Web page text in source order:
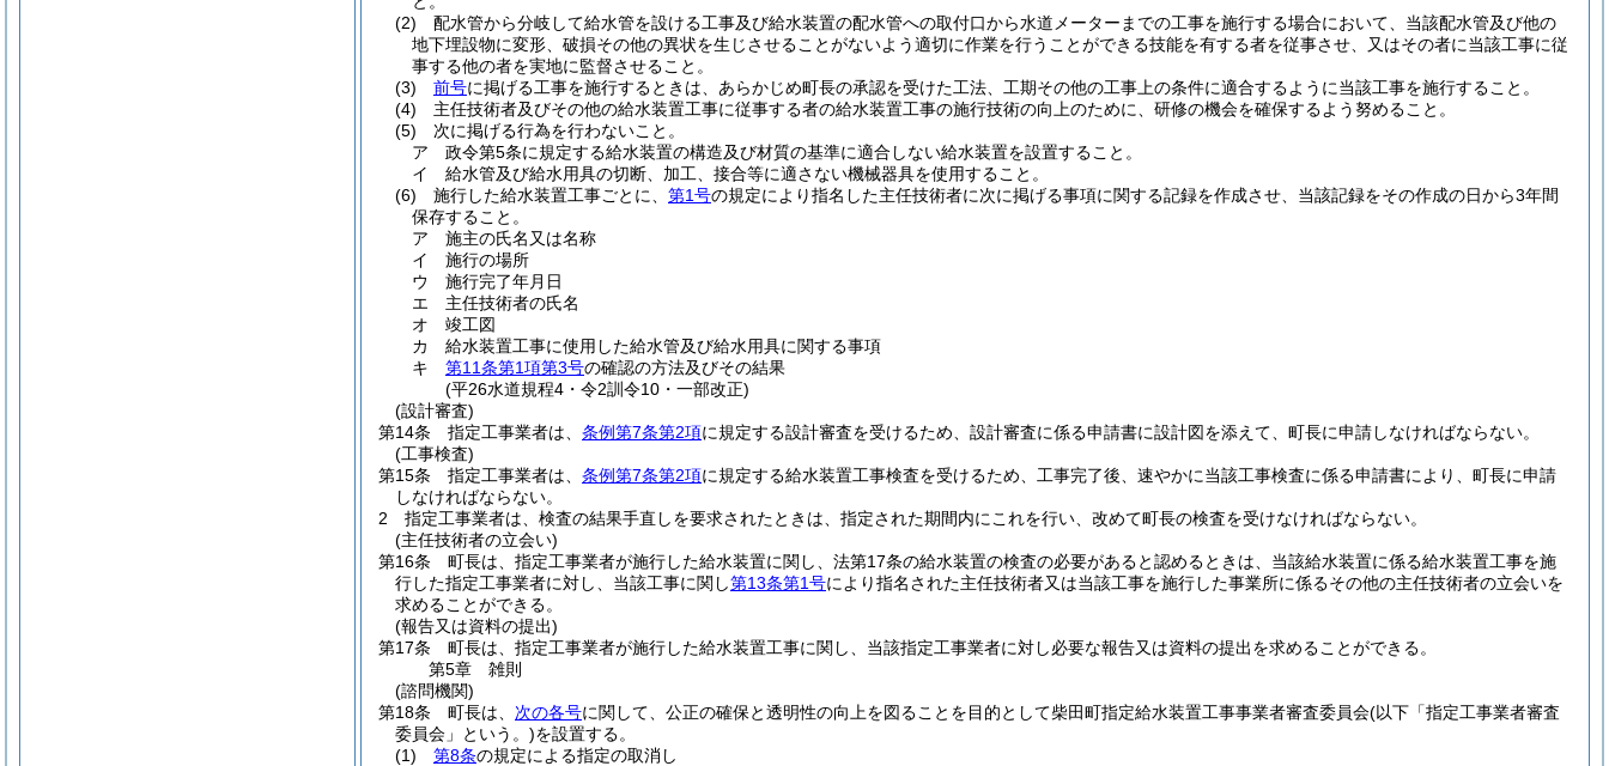
(2)
配水管から分岐して給水管を設ける工事及び給水装置の配水管への取付口から水道メーターまでの工事を施行する場合において、当該配水管及び他の
地下埋設物に変形、破損その他の異状を生じさせることがないよう適切に作業を行うことができる技能を有する者を従事させ、又はその者に当該工事に従
事する他の者を実地に監督させること。
(3)
前号に掲げる工事を施行するときは、あらかじめ町長の承認を受けた工法、工期その他の工事上の条件に適合するように当該工事を施行すること。
(4)
主任技術者及びその他の給水装置工事に従事する者の給水装置工事の施行技術の向上のために、研修の機会を確保するよう努めること。
(5)
次に掲げる行為を行わないこと。
ア
政令第5条に規定する給水装置の構造及び材質の基準に適合しない給水装置を設置すること。
イ
給水管及び給水用具の切断、加工、接合等に適さない機械器具を使用すること。
(6)
施行した給水装置工事ごとに、 第1号の規定により指名した主任技術者に次に掲げる事項に関する記録を作成させ、当該記録をその作成の日から3年間
保存すること。
ア
施主の氏名又は名称
イ
施行の場所
ウ
施行完了年月日
エ
主任技術者の氏名
オ
竣工図
カ
給水装置工事に使用した給水管及び給水用具に関する事項
キ
第11条第1項第3号の確認の方法及びその結果
(平26水道規程4・令2訓令10・一部改正)
(設計審査)
第14条
指定工事業者は、 条例第7条第2項に規定する設計審査を受けるため、設計審査に係る申請書に設計図を添えて、町長に申請しなければならない。
(工事検査)
第15条
指定工事業者は、 条例第7条第2項に規定する給水装置工事検査を受けるため、工事完了後、速やかに当該工事検査に係る申請書により、町長に申請
しなければならない。
2
指定工事業者は、検査の結果手直しを要求されたときは、指定された期間内にこれを行い、改めて町長の検査を受けなければならない。
(主任技術者の立会い)
第16条
町長は、指定工事業者が施行した給水装置に関し、法第17条の給水装置の検査の必要があると認めるときは、当該給水装置に係る給水装置工事を施
行した指定工事業者に対し、当該工事に関し第13条第1号により指名された主任技術者又は当該工事を施行した事業所に係るその他の主任技術者の立会いを
求めることができる。
(報告又は資料の提出)
第17条
町長は、指定工事業者が施行した給水装置工事に関し、当該指定工事業者に対し必要な報告又は資料の提出を求めることができる。
第5章
雑則
(諮問機関)
第18条
町長は、 次の各号に関して、公正の確保と透明性の向上を図ることを目的として柴田町指定給水装置工事事業者審査委員会(以下「指定工事業者審査
委員会」という。)を設置する。
(1)
第8条の規定による指定の取消し